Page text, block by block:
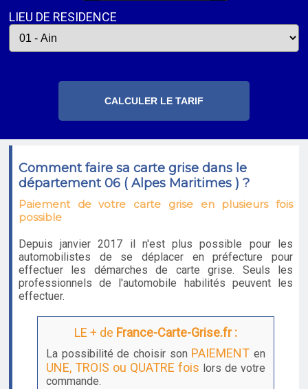
LIEU DE RESIDENCE
Comment faire sa carte grise dans le
département 06 ( Alpes Maritimes ) ?
Paiement de votre carte grise en plusieurs fois
possible
Depuis janvier 2017 il n'est plus possible pour les
automobilistes de se déplacer en préfecture pour
effectuer les démarches de carte grise. Seuls les
professionnels de l'automobile habilités peuvent les
effectuer.
LE + de France-Carte-Grise.fr :
La possibilité de choisir son PAIEMENT en
UNE, TROIS ou QUATRE fois lors de votre
commande.